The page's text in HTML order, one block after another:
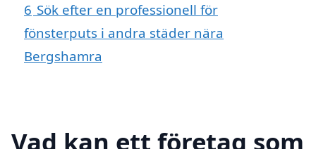
6 Sök efter en professionell för
fönsterputs i andra städer nära
Bergshamra
Vad kan ett företag som